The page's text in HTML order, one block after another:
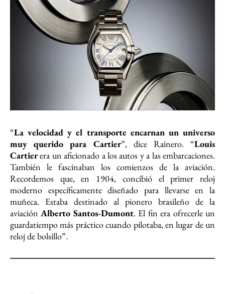
“La velocidad y el transporte encarnan un universo
muy querido para Cartier”, dice Rainero. “Louis
Cartierera un aficionado a los autos y a las embarcaciones.
También le fascinaban los comienzos de la aviación.
Recordemos que, en 1904, concibió el primer reloj
moderno específicamente diseñado para llevarse en la
muñeca. Estaba destinado al pionero brasileño de la
aviación Alberto Santos-Dumont. El fin era ofrecerle un
guardatiempo más práctico cuando pilotaba, en lugar de un
reloj de bolsillo”.